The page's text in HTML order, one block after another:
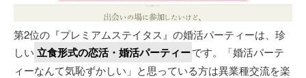
第2位の『プレミアムステイタス』の婚活パーティーは、珍
しい 立食形式の恋活・婚活パーティーです。「婚活パーテ
ィーなんて気恥ずかしい」と思っている方は異業種交流を楽